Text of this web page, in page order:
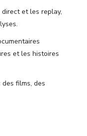
et les replay,
et les histoires
des films, des